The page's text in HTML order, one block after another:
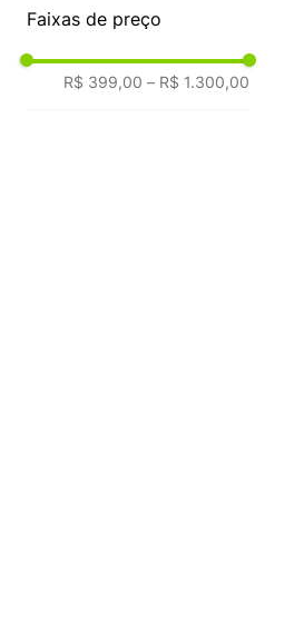
Faixas de preço
R$ 399,00 – R$ 1.300,00